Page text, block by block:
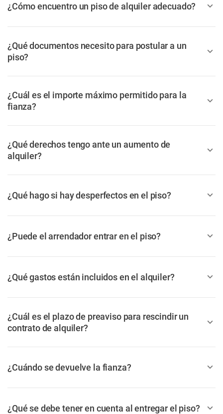
¿Cómo encuentro un piso de alquiler adecuado?
¿Qué documentos necesito para postular a un
piso?
¿Cuál es el importe máximo permitido para la
fianza?
¿Qué derechos tengo ante un aumento de
alquiler?
¿Qué hago si hay desperfectos en el piso?
¿Puede el arrendador entrar en el piso?
¿Qué gastos están incluidos en el alquiler?
¿Cuál es el plazo de preaviso para rescindir un
contrato de alquiler?
¿Cuándo se devuelve la fianza?
¿Qué se debe tener en cuenta al entregar el piso?